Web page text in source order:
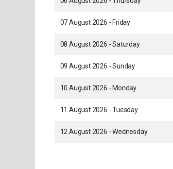
07 August 2026 - Friday
08 August 2026 - Saturday
09 August 2026 - Sunday
10 August 2026 - Monday
11 August 2026 - Tuesday
12 August 2026 - Wednesday